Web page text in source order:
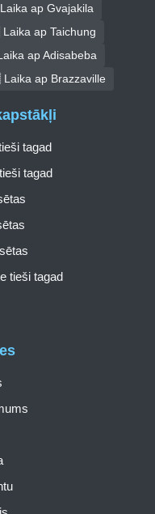
ap Gvajakila
ap Taichung
ap Adisabeba
ap Brazzaville
tagad
tagad
tieši tagad